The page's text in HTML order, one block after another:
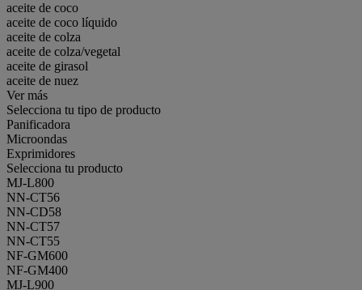
aceite de coco
aceite de coco líquido
aceite de colza
aceite de colza/vegetal
aceite de girasol
aceite de nuez
Ver más
Selecciona tu tipo de producto
Panificadora
Microondas
Exprimidores
Selecciona tu producto
MJ-L800
NN-CT56
NN-CD58
NN-CT57
NN-CT55
NF-GM600
NF-GM400
MJ-L900